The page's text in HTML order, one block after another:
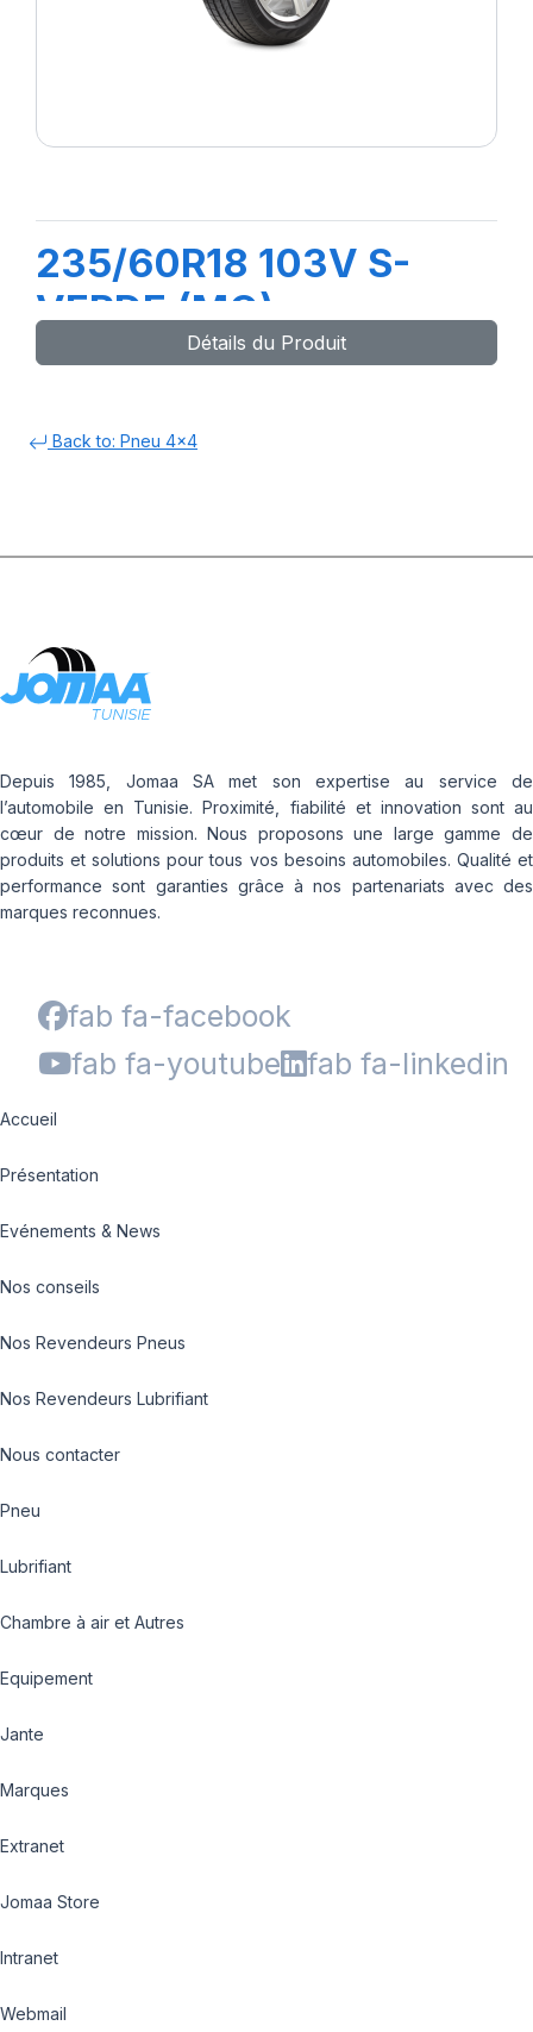
235/60R18 103V S-
VERDE (MO)
Détails du Produit
Back to: Pneu 4x4
Depuis 1985, Jomaa SA met son expertise au service de
l’automobile en Tunisie. Proximité, fiabilité et innovation sont au
cœur de notre mission. Nous proposons une large gamme de
produits et solutions pour tous vos besoins automobiles. Qualité et
performance sont garanties grâce à nos partenariats avec des
marques reconnues.
fab fa-facebook
fab fa-youtube
fab fa-linkedin
Accueil
Présentation
Evénements & News
Nos conseils
Nos Revendeurs Pneus
Nos Revendeurs Lubrifiant
Nous contacter
Pneu
Lubrifiant
Chambre à air et Autres
Equipement
Jante
Marques
Extranet
Jomaa Store
Intranet
Webmail